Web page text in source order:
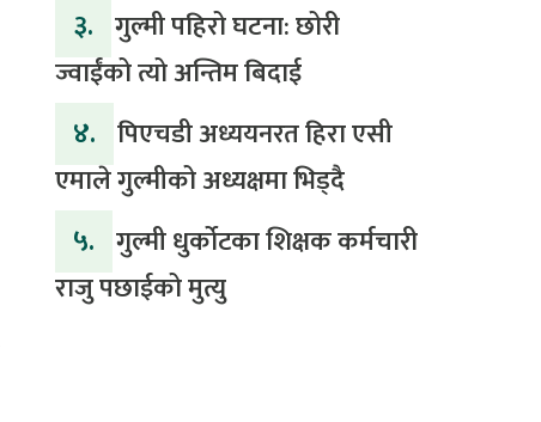
३. गुल्मी पहिरो घटना: छोरी
ज्वाईंको त्यो अन्तिम बिदाई
४. पिएचडी अध्ययनरत हिरा एसी
एमाले गुल्मीको अध्यक्षमा भिड्दै
५. गुल्मी धुर्कोटका शिक्षक कर्मचारी
राजु पछाईको मुत्यु